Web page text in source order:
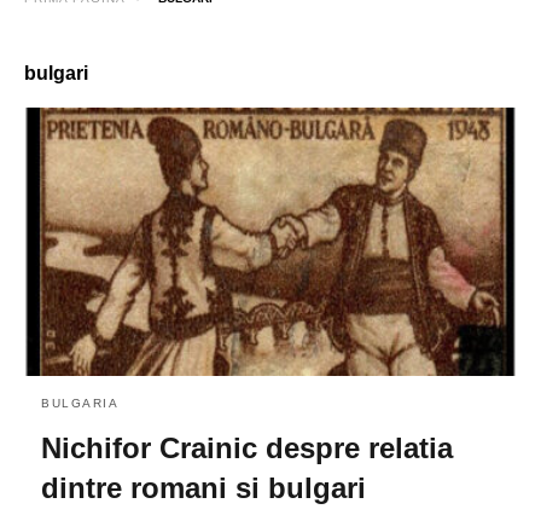
bulgari
BULGARIA
Nichifor Crainic despre relatia
dintre romani si bulgari